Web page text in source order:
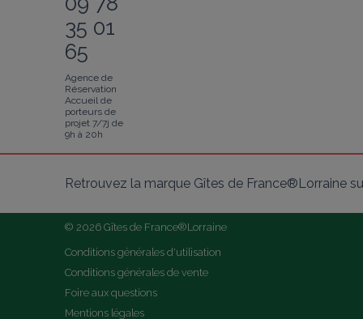
35 01
65
Agence de
Réservation
Accueil de
porteurs de
projet 7/7j de
9h à 20h
Retrouvez la marque Gîtes de France®Lorraine
© 2026 Gîtes de France®Lorraine
Conditions générales d'utilisation
Conditions générales de vente
Foire aux questions
Mentions légales